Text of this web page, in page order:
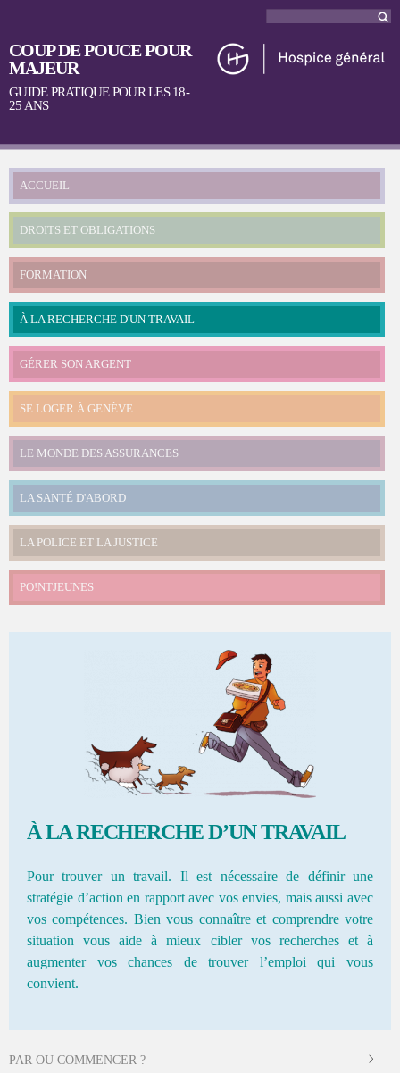
principal
Formulaire
de recherche
COUP DE POUCE POUR
MAJEUR
GUIDE PRATIQUE POUR LES 18-
25 ANS
Menu principal
ACCUEIL
DROITS ET OBLIGATIONS
FORMATION
À LA RECHERCHE D'UN TRAVAIL
GÉRER SON ARGENT
SE LOGER À GENÈVE
LE MONDE DES ASSURANCES
LA SANTÉ D'ABORD
LA POLICE ET LA JUSTICE
PO!NTJEUNES
À LA RECHERCHE D’UN TRAVAIL
Pour trouver un travail. Il est nécessaire de définir une
stratégie d’action en rapport avec vos envies, mais aussi avec
vos compétences. Bien vous connaître et comprendre votre
situation vous aide à mieux cibler vos recherches et à
augmenter vos chances de trouver l’emploi qui vous
convient.
PAR OU COMMENCER ?